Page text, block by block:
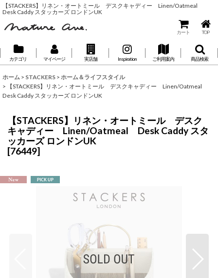
【STACKERS】リネン・オートミール デスクキャディー Linen/Oatmeal
Desk Caddy スタッカーズ ロンドンUK
カート TOP
カテゴリ マイページ 実店舗 Inspiration ご利用案内 商品検索
ホーム > STACKERS > ホーム＆ライフスタイル
>
【STACKERS】リネン・オートミール デスクキャディー Linen/Oatmeal
Desk Caddy スタッカーズ ロンドンUK
【STACKERS】リネン・オートミール デスク
キャディー Linen/Oatmeal Desk Caddy スタ
ッカーズ ロンドンUK
[76449]